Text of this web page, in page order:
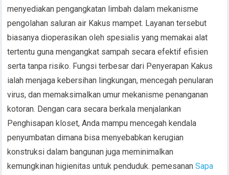
menyediakan pengangkatan limbah dalam mekanisme
pengolahan saluran air Kakus mampet. Layanan tersebut
biasanya dioperasikan oleh spesialis yang memakai alat
tertentu guna mengangkat sampah secara efektif efisien
serta tanpa risiko. Fungsi terbesar dari Penyerapan Kakus
ialah menjaga kebersihan lingkungan, mencegah penularan
virus, dan memaksimalkan umur mekanisme penanganan
kotoran. Dengan cara secara berkala menjalankan
Penghisapan kloset, Anda mampu mencegah kendala
penyumbatan dimana bisa menyebabkan kerugian
konstruksi dalam bangunan juga meminimalkan
kemungkinan higienitas untuk penduduk. pemesananSapa